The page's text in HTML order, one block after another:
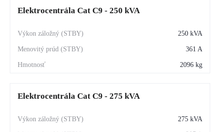
Elektrocentrála Cat C9 - 250 kVA
250 kVA
361 A
2096 kg
Elektrocentrála Cat C9 - 275 kVA
275 kVA